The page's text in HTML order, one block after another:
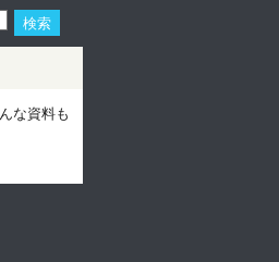
な資料も